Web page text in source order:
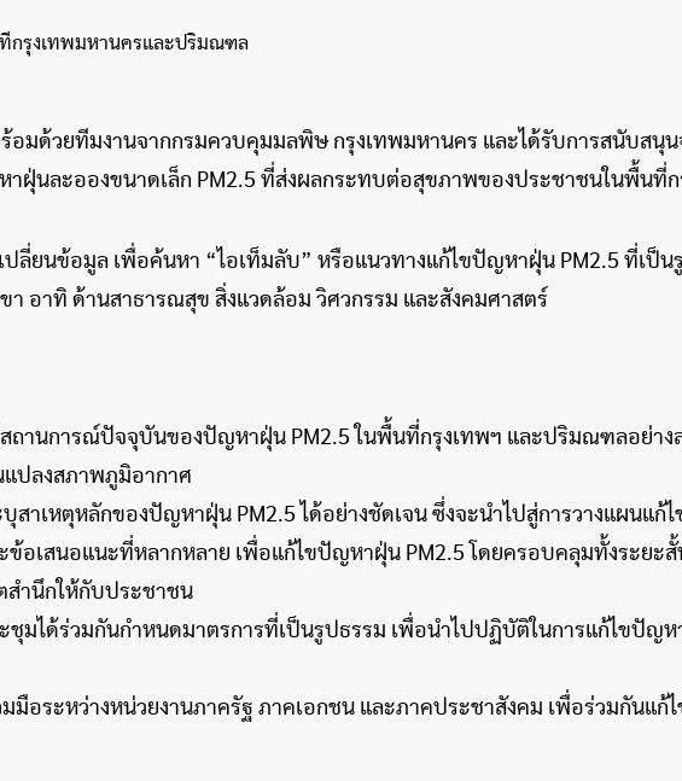
อมด้วยทีมงานจากกรมควบคุมมลพิษ กรุงเทพมหานคร และได้รับการสนับสนุ
ฝุ่นละอองขนาดเล็ก PM2.5 ที่ส่งผลกระทบต่อสุขภาพของประชาชนในพื้นที่
ลี่ยนข้อมูล เพื่อค้นหา “ไอเท็มลับ” หรือแนวทางแก้ไขปัญหาฝุ่น PM2.5 ที่เป็
อาทิ ด้านสาธารณสุข สิ่งแวดล้อม วิศวกรรม และสังคมศาสตร์
ถานการณ์ปัจจุบันของปัญหาฝุ่น PM2.5 ในพื้นที่กรุงเทพฯ และปริมณฑลอย่าง
แปลงสภาพภูมิอากาศ
สาเหตุหลักของปัญหาฝุ่น PM2.5 ได้อย่างชัดเจน ซึ่งจะนำไปสู่การวางแผนแ
อเสนอแนะที่หลากหลาย เพื่อแก้ไขปัญหาฝุ่น PM2.5 โดยครอบคลุมทั้งระยะ
สำนึกให้กับประชาชน
ชุมได้ร่วมกันกำหนดมาตรการที่เป็นรูปธรรม เพื่อนำไปปฏิบัติในการแก้ไขปัญ
มมือระหว่างหน่วยงานภาครัฐ ภาคเอกชน และภาคประชาสังคม เพื่อร่วมกันแ